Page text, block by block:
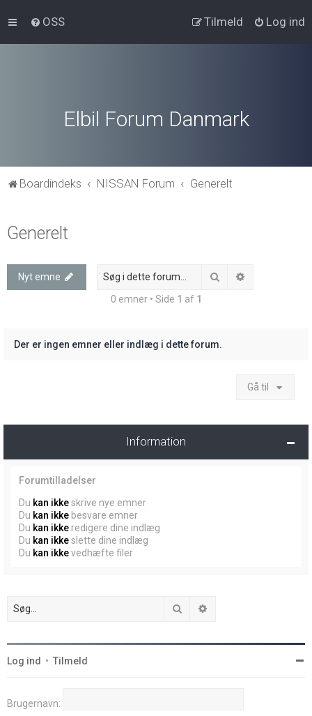
OSS Log ind
Tilmeld
Elbil Forum Danmark
Boardindeks NISSAN Forum Generelt
Generelt
Nyt emne Søg
0 emner • Side 1 af 1
Der er ingen emner eller indlæg i dette forum.
Gå til
Information
Forumtilladelser
Du kan ikkeskrive nye emner
Du kan ikke besvare emner
Du kan ikke redigere dine indlæg
Du kan ikkeslette dine indlæg
Du kan ikkevedhæfte filer
Søg
Log ind • Tilmeld
Brugernavn: